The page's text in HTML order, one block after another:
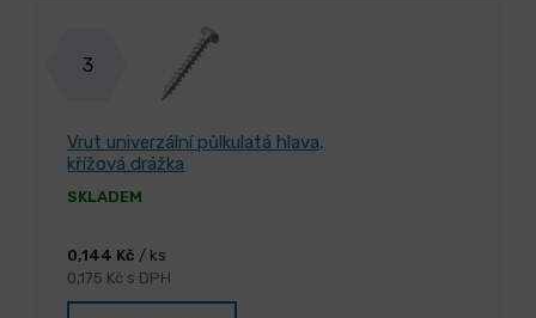
3
Vrut univerzální půlkulatá hlava,
křížová drážka
SKLADEM
0,144 Kč / ks
0,175 Kč s DPH